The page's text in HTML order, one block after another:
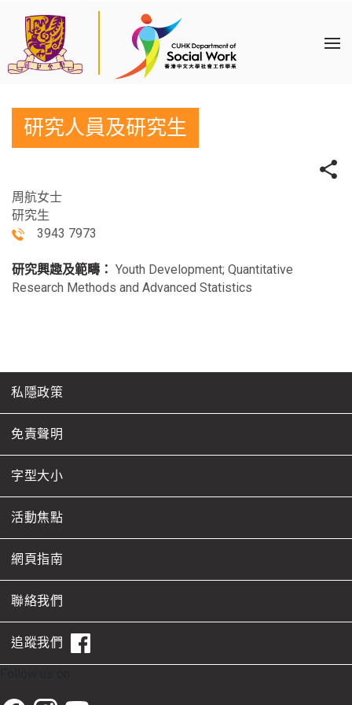
研究人員及研究生
周航女士
研究生
3943 7973
研究興趣及範疇： Youth Development; Quantitative
Research Methods and Advanced Statistics
私隱政策
免責聲明
字型大小
活動焦點
網頁指南
聯絡我們
追蹤我們